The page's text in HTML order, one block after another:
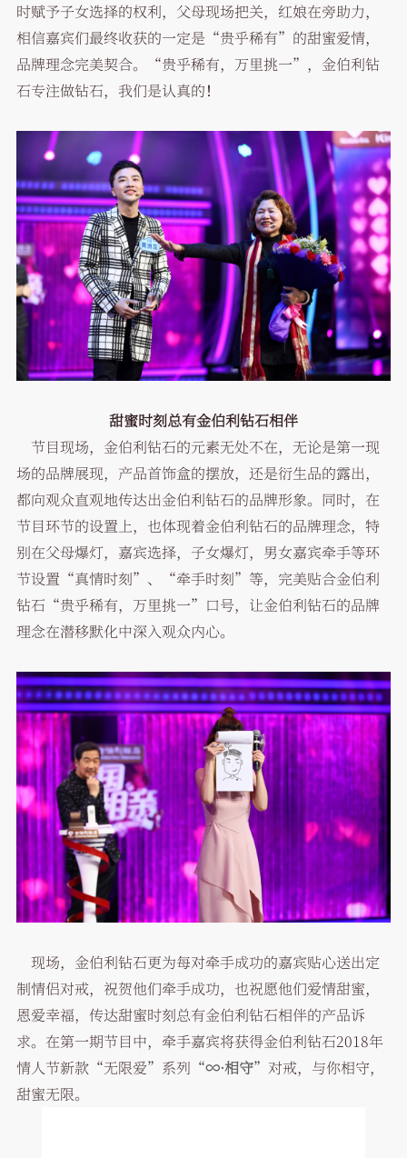
时赋予子女选择的权利，父母现场把关，红娘在旁助力，
相信嘉宾们最终收获的一定是“贵乎稀有”的甜蜜爱情，
品牌理念完美契合。“贵乎稀有，万里挑一”，金伯利钻
石专注做钻石，我们是认真的！
甜蜜时刻总有金伯利钻石相伴
节目现场，金伯利钻石的元素无处不在，无论是第一现
场的品牌展现，产品首饰盒的摆放，还是衍生品的露出，
都向观众直观地传达出金伯利钻石的品牌形象。同时，在
节目环节的设置上，也体现着金伯利钻石的品牌理念，特
别在父母爆灯，嘉宾选择，子女爆灯，男女嘉宾牵手等环
节设置“真情时刻”、“牵手时刻”等，完美贴合金伯利
钻石“贵乎稀有，万里挑一”口号，让金伯利钻石的品牌
理念在潜移默化中深入观众内心。
现场，金伯利钻石更为每对牵手成功的嘉宾贴心送出定
制情侣对戒，祝贺他们牵手成功，也祝愿他们爱情甜蜜，
恩爱幸福，传达甜蜜时刻总有金伯利钻石相伴的产品诉
求。在第一期节目中，牵手嘉宾将获得金伯利钻石2018年
情人节新款“无限爱”系列“∞·相守”对戒，与你相守，
甜蜜无限。